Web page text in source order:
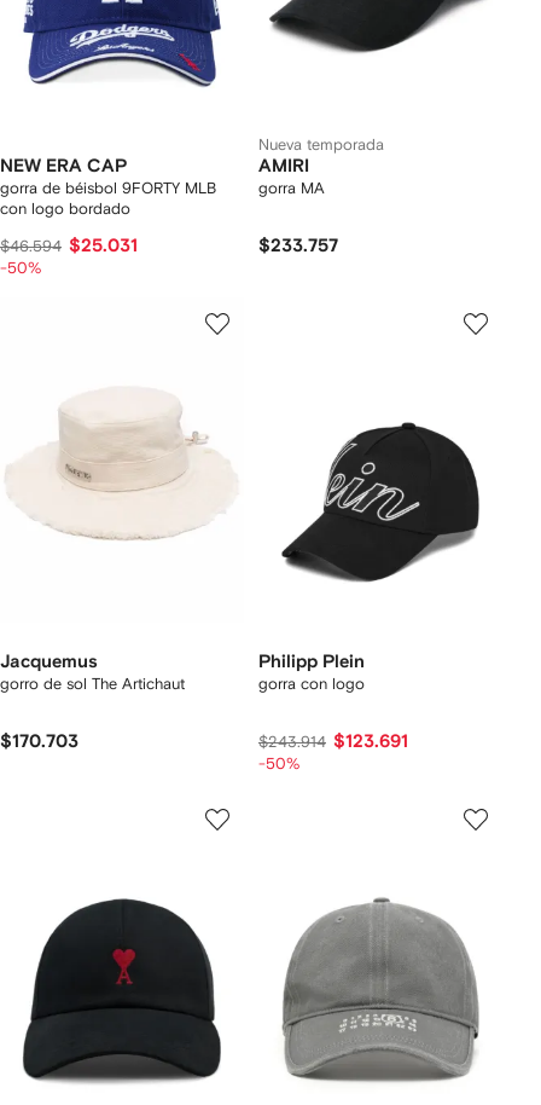
NEW ERA CAP
gorra de béisbol 9FORTY MLB
con logo bordado
$46.594 $25.031
-50%
Nueva temporada
AMIRI
gorra MA
$233.757
Jacquemus
gorro de sol The Artichaut
$170.703
Philipp Plein
gorra con logo
$243.914 $123.691
-50%